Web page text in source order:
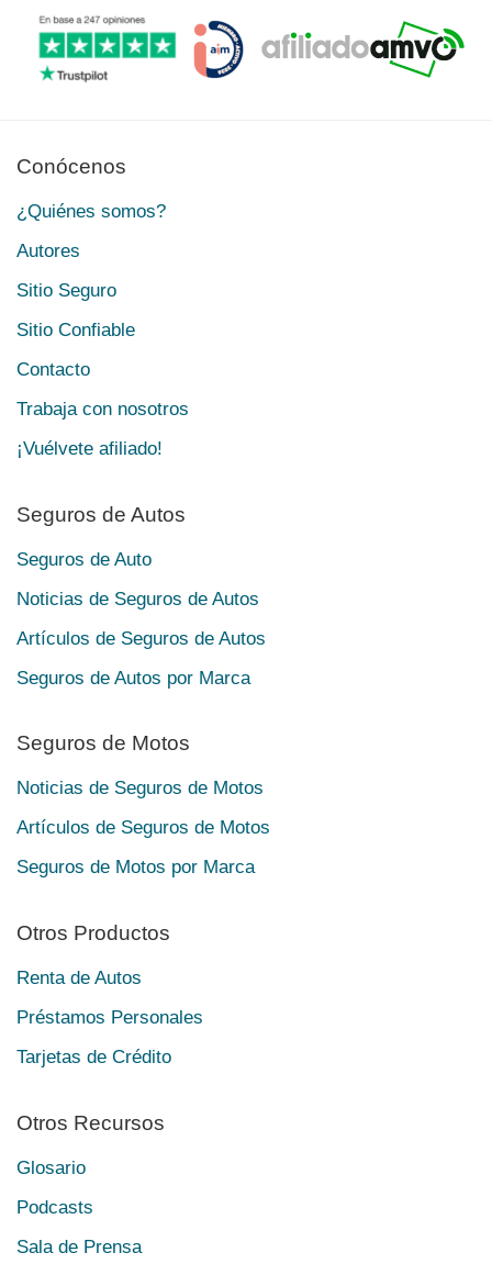
Conócenos
¿Quiénes somos?
Autores
Sitio Seguro
Sitio Confiable
Contacto
Trabaja con nosotros
¡Vuélvete afiliado!
Seguros de Autos
Seguros de Auto
Noticias de Seguros de Autos
Artículos de Seguros de Autos
Seguros de Autos por Marca
Seguros de Motos
Noticias de Seguros de Motos
Artículos de Seguros de Motos
Seguros de Motos por Marca
Otros Productos
Renta de Autos
Préstamos Personales
Tarjetas de Crédito
Otros Recursos
Glosario
Podcasts
Sala de Prensa